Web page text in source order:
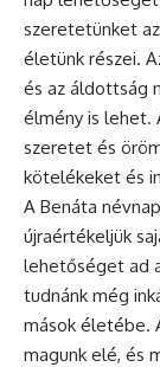
szeretetünket
életünk részei.
és az áldottság
élmény is lehet.
szeretet és
kötelékeket és
A Benáta
újraértékeljük
lehetőséget ad
tudnánk még
mások életébe.
magunk elé, és